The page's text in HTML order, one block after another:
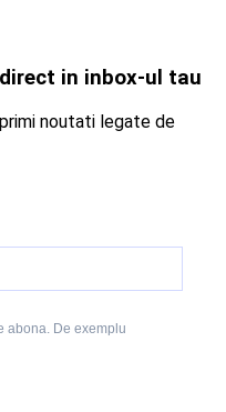
in inbox-ul tau
noutati legate de
abona. De exemplu